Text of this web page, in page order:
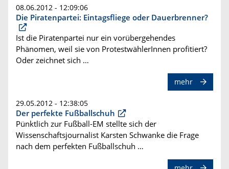
08.06.2012 - 12:09:06
Die Piratenpartei: Eintagsfliege oder Dauerbrenner?
Ist die Piratenpartei nur ein vorübergehendes
Phänomen, weil sie von ProtestwählerInnen profitiert?
Oder zeichnet sich …
mehr
29.05.2012 - 12:38:05
Der perfekte Fußballschuh
Pünktlich zur Fußball-EM stellte sich der
Wissenschaftsjournalist Karsten Schwanke die Frage
nach dem perfekten Fußballschuh …